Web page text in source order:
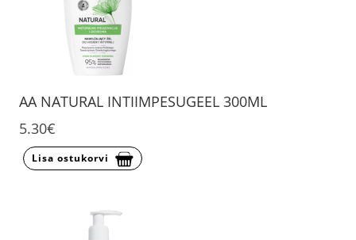
AA NATURAL INTIIMPESUGEEL 300ML
5.30€
Lisa ostukorvi